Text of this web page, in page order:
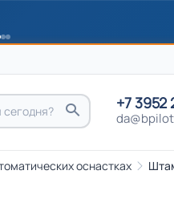
+7
ос­наст­ках